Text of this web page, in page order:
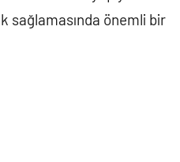
sağlamasında önemli bir